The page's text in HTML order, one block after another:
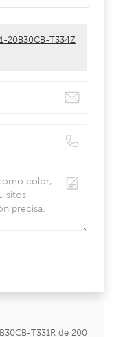
20B30CB-T334Z
T331R de 200